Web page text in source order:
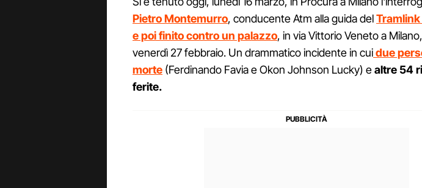
Pietro Montemurro, conducente Atm alla guida del
e poi finito contro un palazzo, in via Vittorio Veneto a
venerdì 27 febbraio. Un drammatico incidente in cuidue
morte (Ferdinando Favia e Okon Johnson Lucky) ealtre 54
ferite.